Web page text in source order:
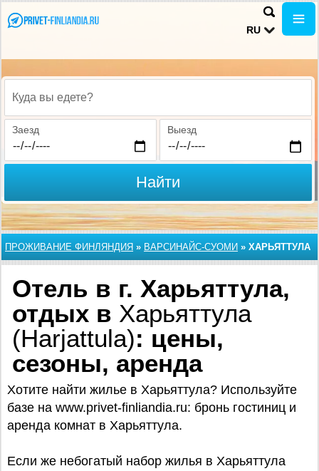
RU
Куда вы едете?
Заезд Выезд
Найти
ПРОЖИВАНИЕ ФИНЛЯНДИЯ » ВАРСИНАЙС-СУОМИ » ХАРЬЯТТУЛА
Отель в г. Харьяттула,
отдых в Харьяттула
(Harjattula): цены,
сезоны, аренда
Хотите найти жилье в Харьяттула? Используйте
базe на www.privet-finliandia.ru: бронь гостиниц и
аренда комнат в Харьяттула.
Если же небогатый набор жилья в Харьяттула